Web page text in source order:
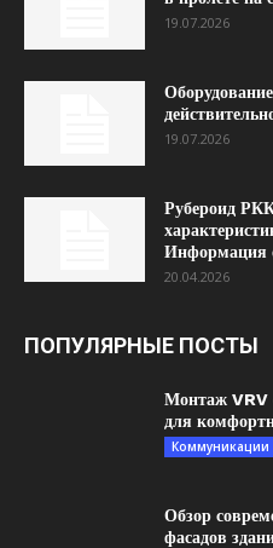
19.07.2026
19.07.2026
Рубероид
Информация
20.04.2026
ПОПУЛЯРНЫЕ ПОСТЫ
Монтаж VRV
для
Коммуникации
Обзор
фасадов